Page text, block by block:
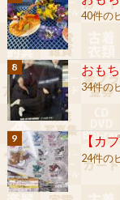
40件の
おも
34件の
【カ
24件の